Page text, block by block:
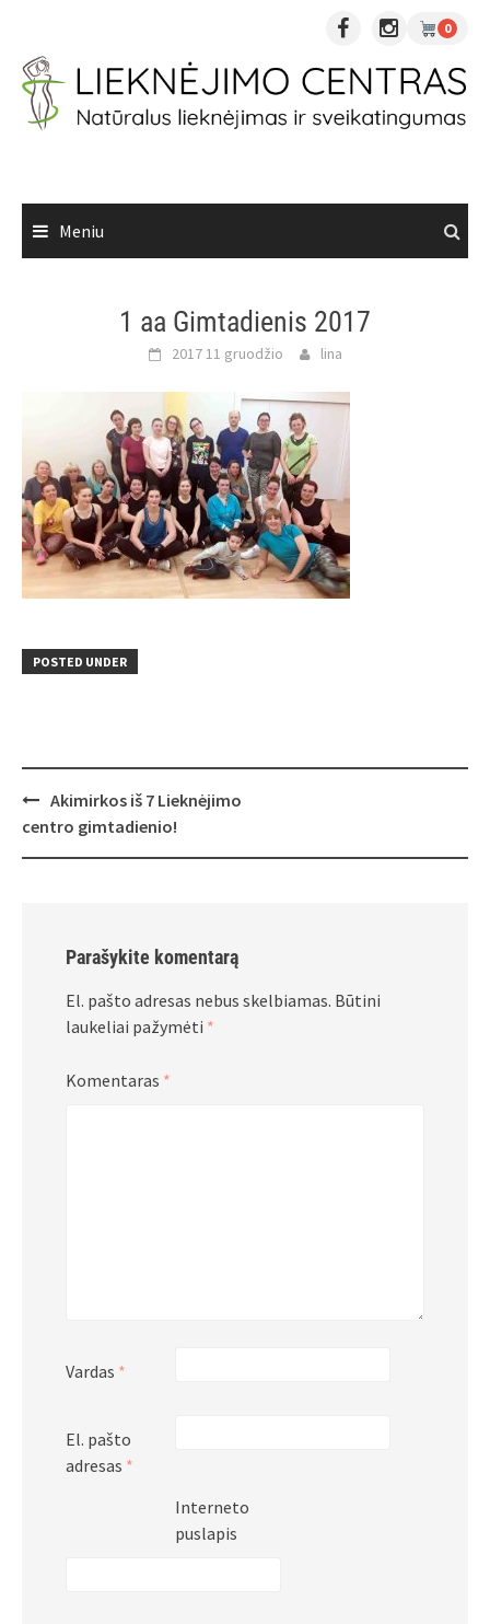
content
0
Meniu
1 aa Gimtadienis 2017
2017 11 gruodžio lina
POSTED UNDER
Post
navigation
Akimirkos iš 7 Lieknėjimo
centro gimtadienio!
Parašykite komentarą
El. pašto adresas nebus skelbiamas. Būtini
laukeliai pažymėti *
Komentaras *
Vardas *
El. pašto
adresas *
Interneto
puslapis